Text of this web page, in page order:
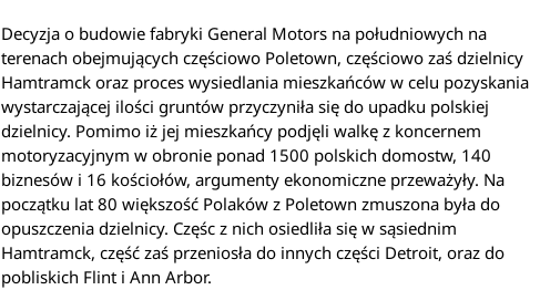
Decyzja o budowie fabryki General Motors na południowych na
terenach obejmujących częściowo Poletown, częściowo zaś dzielnicy
Hamtramck oraz proces wysiedlania mieszkańców w celu pozyskania
wystarczającej ilości gruntów przyczyniła się do upadku polskiej
dzielnicy. Pomimo iż jej mieszkańcy podjęli walkę z koncernem
motoryzacyjnym w obronie ponad 1500 polskich domostw, 140
biznesów i 16 kościołów, argumenty ekonomiczne przeważyły. Na
początku lat 80 większość Polaków z Poletown zmuszona była do
opuszczenia dzielnicy. Częśc z nich osiedliła się w sąsiednim
Hamtramck, część zaś przeniosła do innych części Detroit, oraz do
pobliskich Flint i Ann Arbor.